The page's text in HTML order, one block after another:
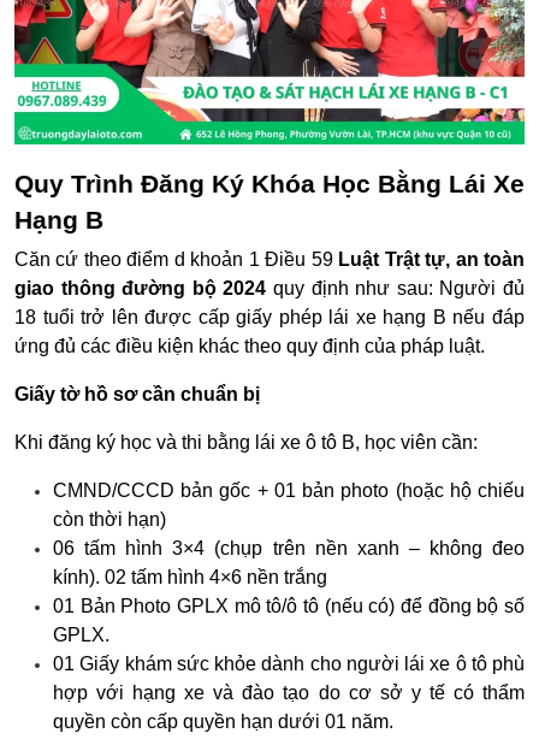
Quy Trình Đăng Ký Khóa Học Bằng Lái Xe
Hạng B
Căn cứ theo điểm d khoản 1 Điều 59 Luật Trật tự, an toàn
giao thông đường bộ 2024 quy định như sau: Người đủ
18 tuổi trở lên được cấp giấy phép lái xe hạng B nếu đáp
ứng đủ các điều kiện khác theo quy định của pháp luật.
Giấy tờ hồ sơ cần chuẩn bị
Khi đăng ký học và thi bằng lái xe ô tô B, học viên cần:
CMND/CCCD bản gốc + 01 bản photo (hoặc hộ chiếu
còn thời hạn)
06 tấm hình 3×4 (chụp trên nền xanh – không đeo
kính). 02 tấm hình 4×6 nền trắng
01 Bản Photo GPLX mô tô/ô tô (nếu có) để đồng bộ số
GPLX.
01 Giấy khám sức khỏe dành cho người lái xe ô tô phù
hợp với hạng xe và đào tạo do cơ sở y tế có thẩm
quyền còn cấp quyền hạn dưới 01 năm.